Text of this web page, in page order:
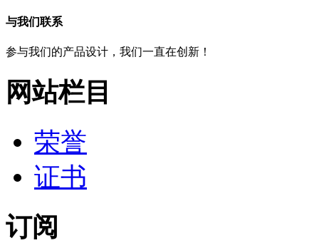
与我们联系
参与我们的产品设计，我们一直在创新！
网站栏目
荣誉
证书
订阅